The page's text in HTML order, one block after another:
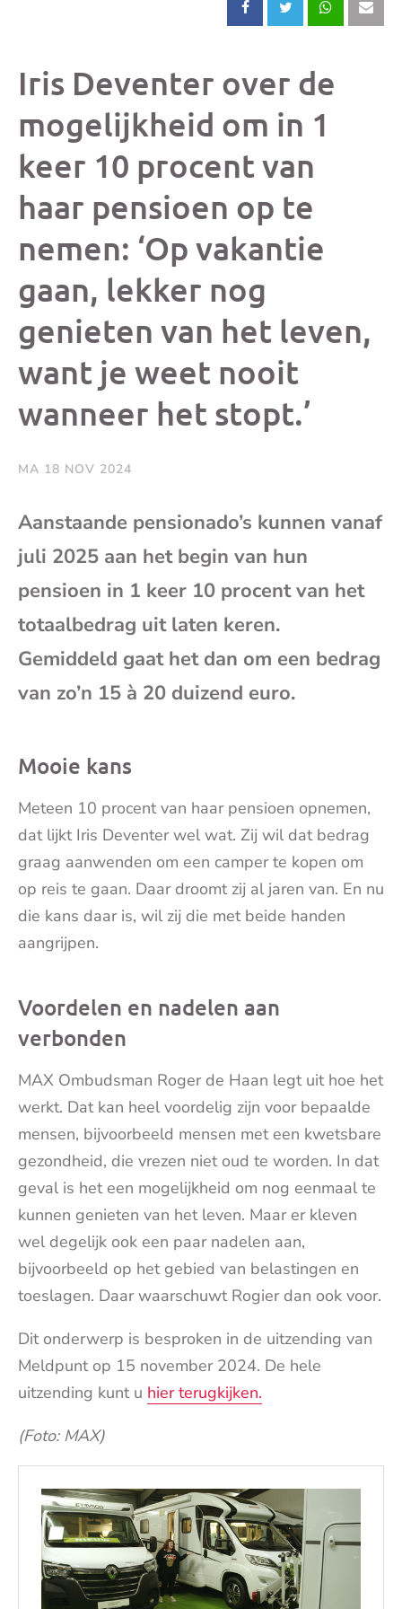
Deel
bericht
op
Facebook
Deel
bericht
op
X
Deel
Iris Deventer over de
mogelijkheid om in 1
keer 10 procent van
haar pensioen op te
nemen: ‘Op vakantie
gaan, lekker nog
genieten van het leven,
want je weet nooit
wanneer het stopt.’
MA 18 NOV 2024
Aanstaande pensionado’s kunnen vanaf
juli 2025 aan het begin van hun
pensioen in 1 keer 10 procent van het
totaalbedrag uit laten keren.
Gemiddeld gaat het dan om een bedrag
van zo’n 15 à 20 duizend euro.
Mooie kans
Meteen 10 procent van haar pensioen opnemen,
dat lijkt Iris Deventer wel wat. Zij wil dat bedrag
graag aanwenden om een camper te kopen om
op reis te gaan. Daar droomt zij al jaren van. En nu
die kans daar is, wil zij die met beide handen
aangrijpen.
Voordelen en nadelen aan
verbonden
MAX Ombudsman Roger de Haan legt uit hoe het
werkt. Dat kan heel voordelig zijn voor bepaalde
mensen, bijvoorbeeld mensen met een kwetsbare
gezondheid, die vrezen niet oud te worden. In dat
geval is het een mogelijkheid om nog eenmaal te
kunnen genieten van het leven. Maar er kleven
wel degelijk ook een paar nadelen aan,
bijvoorbeeld op het gebied van belastingen en
toeslagen. Daar waarschuwt Rogier dan ook voor.
Dit onderwerp is besproken in de uitzending van
Meldpunt op 15 november 2024. De hele
uitzending kunt u hier terugkijken.
(Foto: MAX)